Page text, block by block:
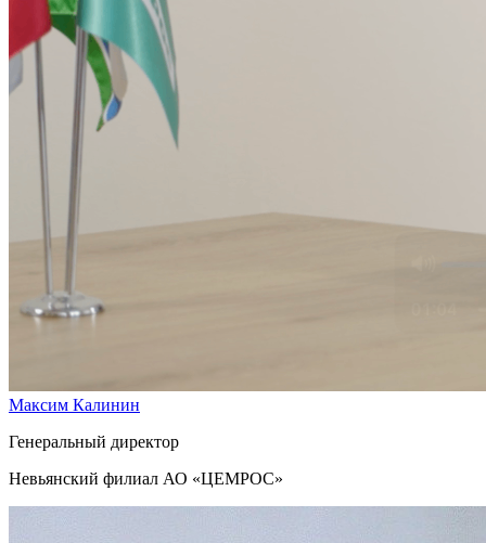
Максим Калинин
Генеральный директор
Невьянский филиал АО «ЦЕМРОС»